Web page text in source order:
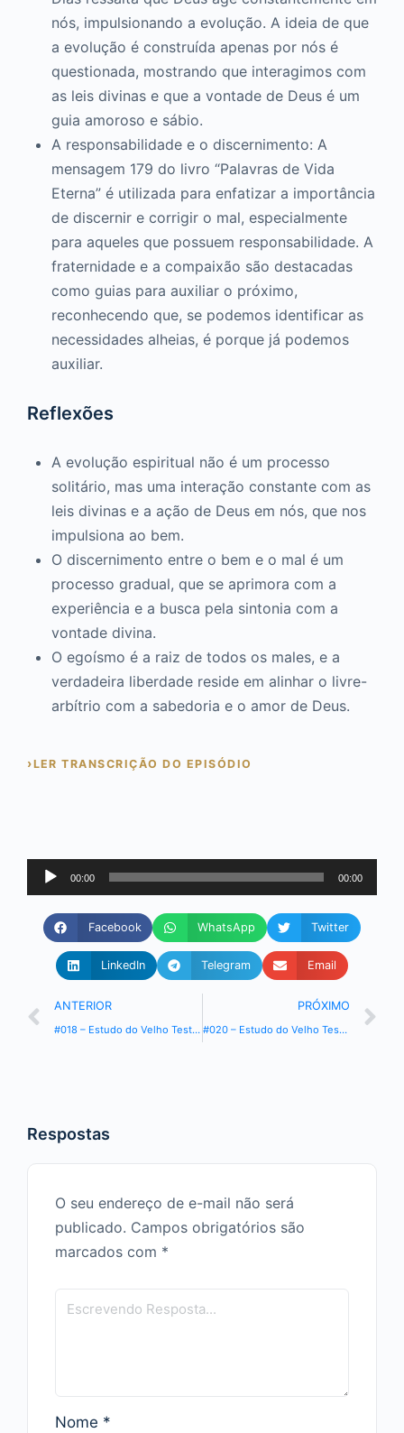
nós, impulsionando a evolução. A ideia de que
a evolução é construída apenas por nós é
questionada, mostrando que interagimos com
as leis divinas e que a vontade de Deus é um
guia amoroso e sábio.
A responsabilidade e o discernimento: A
mensagem 179 do livro “Palavras de Vida
Eterna” é utilizada para enfatizar a importância
de discernir e corrigir o mal, especialmente
para aqueles que possuem responsabilidade. A
fraternidade e a compaixão são destacadas
como guias para auxiliar o próximo,
reconhecendo que, se podemos identificar as
necessidades alheias, é porque já podemos
auxiliar.
Reflexões
A evolução espiritual não é um processo
solitário, mas uma interação constante com as
leis divinas e a ação de Deus em nós, que nos
impulsiona ao bem.
O discernimento entre o bem e o mal é um
processo gradual, que se aprimora com a
experiência e a busca pela sintonia com a
vontade divina.
O egoísmo é a raiz de todos os males, e a
verdadeira liberdade reside em alinhar o livre-
arbítrio com a sabedoria e o amor de Deus.
LER TRANSCRIÇÃO DO EPISÓDIO
Tocador
de
áudio
00:00 00:00
Facebook WhatsApp Twitter
LinkedIn Telegram Email
ANTERIOR
#018 – Estudo do Velho Testamento – Livro Gênesis
PRÓXIMO
#020 – Estudo do Velho Testamento – Livro Gênesis
Respostas
O seu endereço de e-mail não será
publicado. Campos obrigatórios são
marcados com *
Nome *